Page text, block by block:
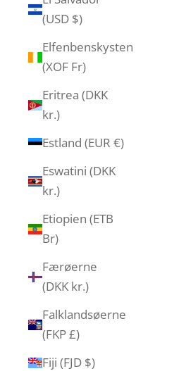
(USD $)
Elfenbenskysten
(XOF Fr)
Eritrea (DKK
kr.)
Estland (EUR €)
Eswatini (DKK
kr.)
Etiopien (ETB
Br)
Færøerne
(DKK kr.)
Falklandsøerne
(FKP £)
Fiji (FJD $)